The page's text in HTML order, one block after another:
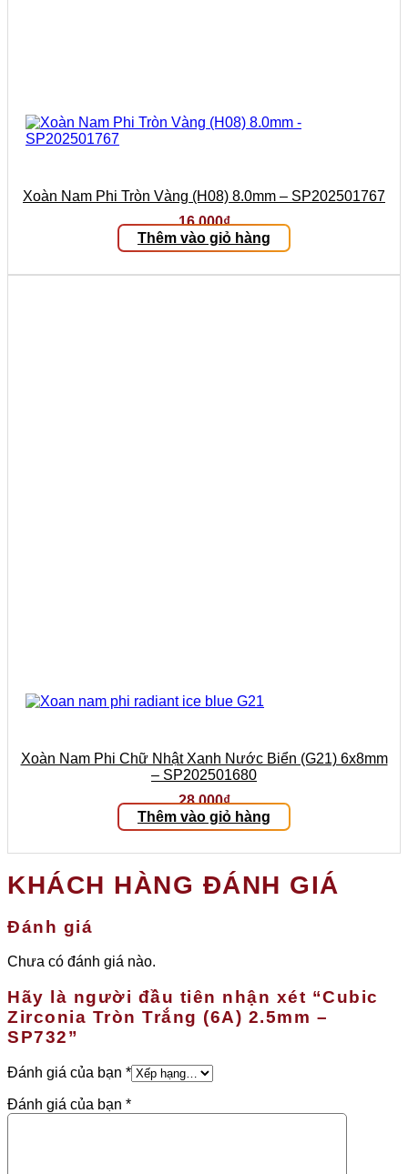
Xoàn Nam Phi Tròn Vàng (H08) 8.0mm – SP202501767
16.000₫
Thêm vào giỏ hàng
Xoàn Nam Phi Chữ Nhật Xanh Nước Biển (G21) 6x8mm
– SP202501680
28.000₫
Thêm vào giỏ hàng
KHÁCH HÀNG ĐÁNH GIÁ
Đánh giá
Chưa có đánh giá nào.
Hãy là người đầu tiên nhận xét “Cubic
Zirconia Tròn Trắng (6A) 2.5mm –
SP732”
Đánh giá của bạn *
Đánh giá của bạn *